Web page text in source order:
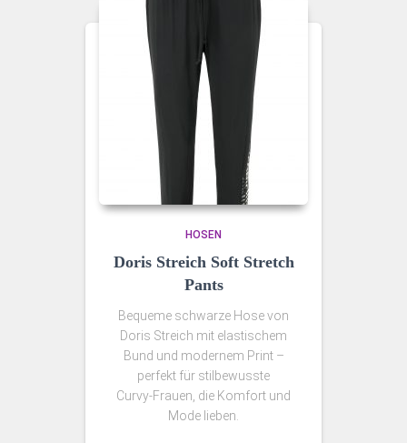
HOSEN
Doris Streich Soft Stretch
Pants
Bequeme schwarze Hose von
Doris Streich mit elastischem
Bund und modernem Print –
perfekt für stilbewusste
Curvy‑Frauen, die Komfort und
Mode lieben.